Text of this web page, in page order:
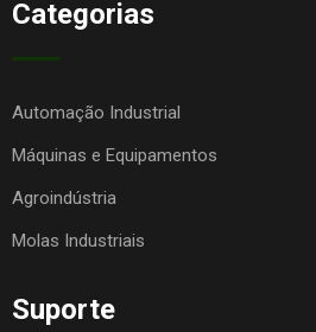
Categorias
Automação Industrial
Máquinas e Equipamentos
Agroindústria
Molas Industriais
Suporte